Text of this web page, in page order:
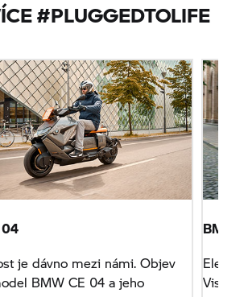
#PLUGGEDTOLIFE
04
je dávno mezi námi. Objev
BMW CE 04 a jeho
BMW
Vision